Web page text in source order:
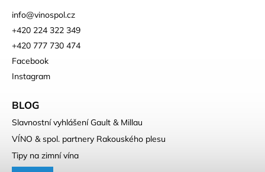
info@vinospol.cz
+420 224 322 349
+420 777 730 474
Facebook
Instagram
BLOG
Slavnostní vyhlášení Gault & Millau
VÍNO & spol. partnery Rakouského plesu
Tipy na zimní vína